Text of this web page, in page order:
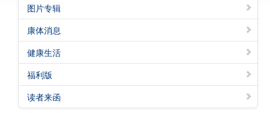
图片专辑
康体消息
健康生活
福利版
读者来函